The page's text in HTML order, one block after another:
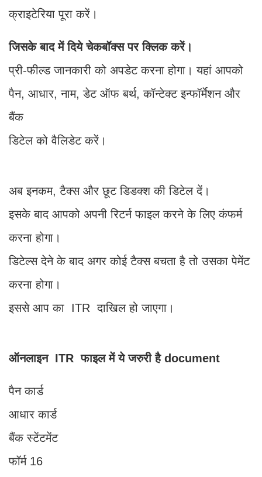
क्राइटेरिया पूरा करें।
जिसके बाद में दिये चेकबॉक्स पर क्लिक करें।
प्री-फील्ड जानकारी को अपडेट करना होगा। यहां आपको
पैन, आधार, नाम, डेट ऑफ बर्थ, कॉन्टेक्ट इन्फॉर्मेशन और
बैंक
डिटेल को वैलिडेट करें।
अब इनकम, टैक्स और छूट डिडक्श की डिटेल दें।
इसके बाद आपको अपनी रिटर्न फाइल करने के लिए कंफर्म
करना होगा।
डिटेल्स देने के बाद अगर कोई टैक्स बचता है तो उसका पेमेंट
करना होगा।
इससे आप का ITR दाखिल हो जाएगा।
ऑनलाइन ITR फाइल में ये जरुरी है document
पैन कार्ड
आधार कार्ड
बैंक स्टेंटमेंट
फॉर्म 16